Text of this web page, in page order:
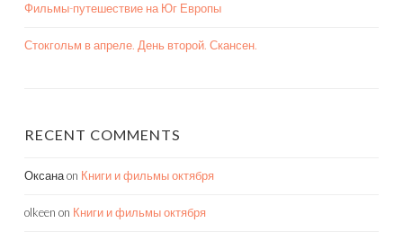
Фильмы-путешествие на Юг Европы
Стокгольм в апреле. День второй. Скансен.
RECENT COMMENTS
Оксанаon Книги и фильмы октября
olkeen on Книги и фильмы октября